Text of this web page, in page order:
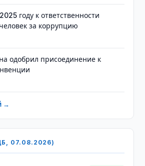
году к ответственности
за коррупцию
одобрил присоединение к
→
07.08.2026)